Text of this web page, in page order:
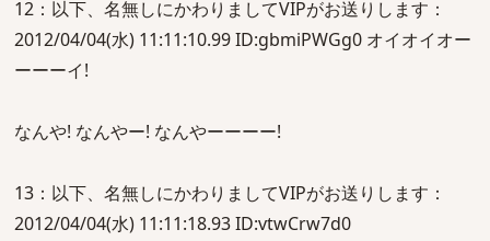
12：以下、名無しにかわりましてVIPがお送りします：
2012/04/04(水) 11:11:10.99 ID:gbmiPWGg0 オイオイオー
ーーーイ!
なんや! なんやー! なんやーーーー!
13：以下、名無しにかわりましてVIPがお送りします：
2012/04/04(水) 11:11:18.93 ID:vtwCrw7d0